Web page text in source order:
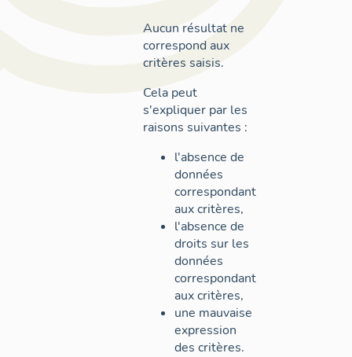
Aucun résultat ne
correspond aux
critères saisis.
Cela peut
s'expliquer par les
raisons suivantes :
l'absence de
données
correspondant
aux critères,
l'absence de
droits sur les
données
correspondant
aux critères,
une mauvaise
expression
des critères.